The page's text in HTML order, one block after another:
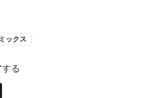
ックス
る